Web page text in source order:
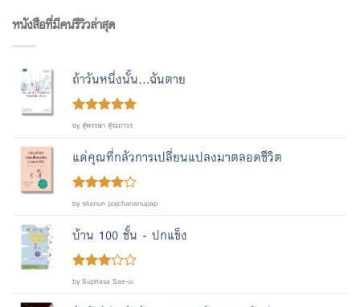
หนังสือที่มีคนรีวิวล่าสุด
ถ้าวันหนึ่งนั้น...ฉันตาย
Rated 5out
by สุพรรษา สุระถาวร
แด่คุณที่กลัวการเปลี่ยนแปลงมาตลอดชีวิต
Rated4
by sitanun pojchananupap
บ้าน 100 ชั้น - ปกแข็ง
Rated
by Suphasa Sae-ui